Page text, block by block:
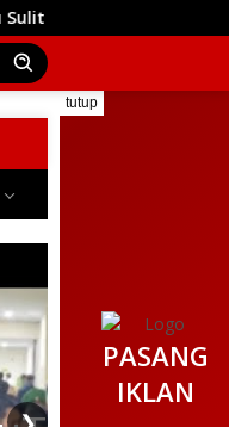
Anak-Anak di
tutup
PASANG
IKLAN